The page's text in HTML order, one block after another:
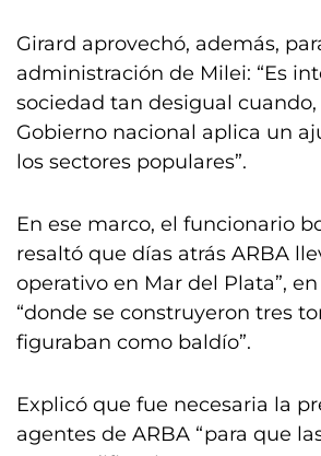
Girard aprovechó, además,
administración de Milei: “Es
sociedad tan desigual
Gobierno nacional aplica un
los sectores populares”.
En ese marco, el funcionario
resaltó que días atrás ARBA
operativo en Mar del Plata”,
“donde se construyeron tres
figuraban como baldío”.
Explicó que fue necesaria la
agentes de ARBA “para que